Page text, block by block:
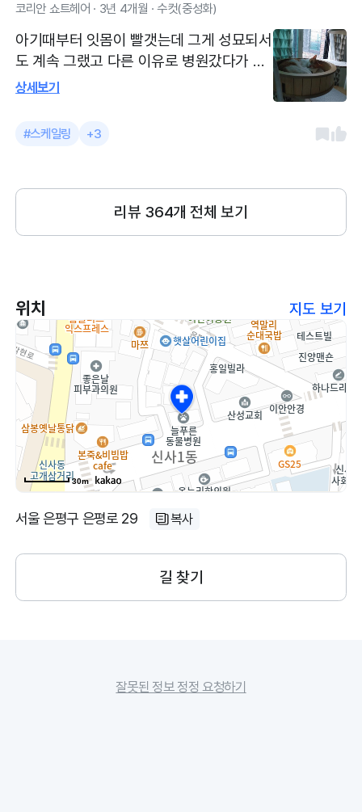
이 따로 되어있지않아 조금 아쉬웠어요
코리안 쇼트헤어 · 3년 4개월 · 수컷(중성화)
아기때부터 잇몸이 빨갯는데 그게 성묘되서
도 계속 그랬고 다른 이유로 병원갔다가 잇
몸상태가 많이 안좋다는걸 알게됐어요. 원
어보면 설명도 잘해주시고 한곳에서 오래하
시는 이유를 알거같았어요. 발치및 스케일
잘 아물길 기다리는 중이에요. 그후 다시 잇
몸상태 체크해야해요. 병원이 너무 바쁜거
빼곤 좋았어요. 대기실이 나눠져있지 않고
상세보기
#스케일링 +3
리뷰 364개 전체 보기
위치 지도 보기
30m
서울 은평구 은평로 29 복사
길 찾기
잘못된 정보 정정 요청하기